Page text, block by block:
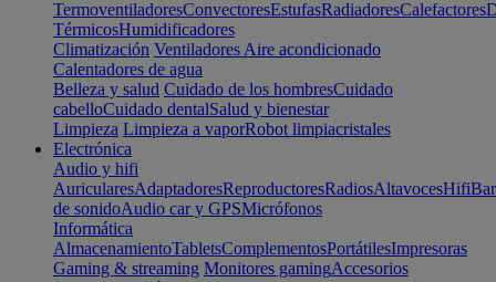
TermoventiladoresConvectoresEstufasRadiadoresCalefactores
TérmicosHumidificadores
Climatización Ventiladores Aire acondicionado
Calentadores de agua
Belleza y salud Cuidado de los hombresCuidado
cabelloCuidado dentalSalud y bienestar
Limpieza Limpieza a vaporRobot limpiacristales
Electrónica
Audio y hifi
AuricularesAdaptadoresReproductoresRadiosAltavocesHifi
de sonidoAudio car y GPSMicrófonos
Informática
AlmacenamientoTabletsComplementosPortátilesImpresoras
Gaming & streaming Monitores gamingAccesorios